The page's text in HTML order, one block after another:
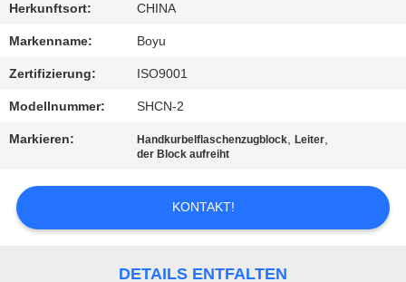
MIT
UNS
IN
VERBINDUNG
NACHRICHTEN
FORDERN
Herkunftsort: CHINA
Markenname: Boyu
Zertifizierung: ISO9001
Modellnummer: SHCN-2
Markieren: Handkurbelflaschenzugblock,Leiter,
der Block aufreiht
KONTAKT!
DETAILS ENTFALTEN